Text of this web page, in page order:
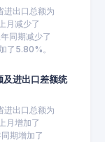
出口总额为
月减少了
同期减少了
了5.80%。
进出口差额统
出口总额为
月增加了
期增加了